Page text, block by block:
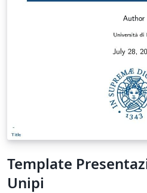
Template
Unipi